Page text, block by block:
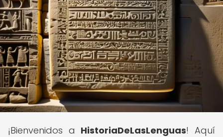
¡Bienvenidos a HistoriaDeLasLenguas! Aquí